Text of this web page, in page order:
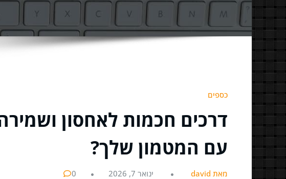
כספים
דרכים חכמות לאחסון
עם המטמון שלך?
מאת david ינואר 7, 2026 0